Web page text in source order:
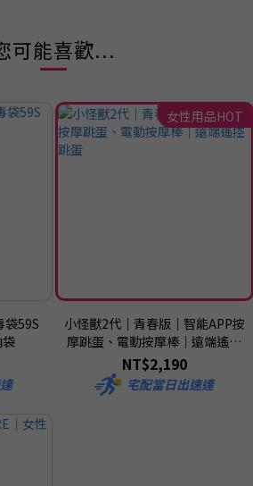
可能喜歡...
袋59S
袋
女性用品HOT
小怪獸2代｜青春版｜智能APP按
摩跳蛋、電動按摩棒｜遠端遙控
跳蛋
NT$2,190
宅配當日出速達